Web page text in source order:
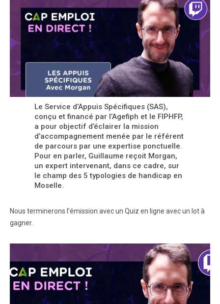
Le Service d’Appuis Spécifiques (SAS),
conçu et financé par l’Agefiph et le FIPHFP,
a pour objectif d’éclairer la mission
d’accompagnement menée par le référent
de parcours par une expertise ponctuelle.
Pour en parler, Guillaume reçoit Morgan,
un expert intervenant, dans ce cadre, sur
le champ des 5 typologies de handicap en
Moselle.
Nous terminerons l’émission avec un Quiz en ligne avec un lot à
gagner.